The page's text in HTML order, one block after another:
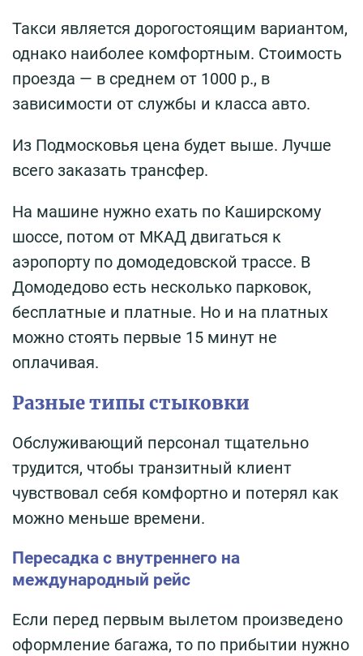
Такси является дорогостоящим вариантом,
однако наиболее комфортным. Стоимость
проезда — в среднем от 1000 р., в
зависимости от службы и класса авто.
Из Подмосковья цена будет выше. Лучше
всего заказать трансфер.
На машине нужно ехать по Каширскому
шоссе, потом от МКАД двигаться к
аэропорту по домодедовской трассе. В
Домодедово есть несколько парковок,
бесплатные и платные. Но и на платных
можно стоять первые 15 минут не
оплачивая.
Разные типы стыковки
Обслуживающий персонал тщательно
трудится, чтобы транзитный клиент
чувствовал себя комфортно и потерял как
можно меньше времени.
Пересадка с внутреннего на
международный рейс
Если перед первым вылетом произведено
оформление багажа, то по прибытии нужно